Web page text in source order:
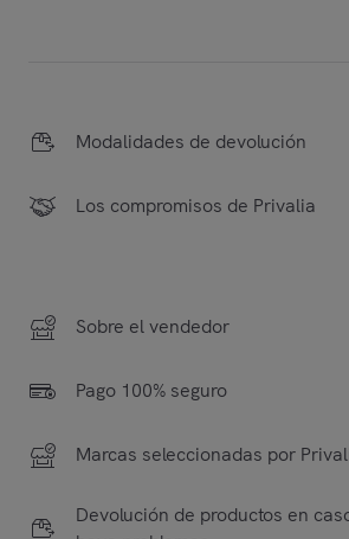
Modalidades de devolución
Los compromisos de Privalia
Sobre el vendedor
Pago 100% seguro
Marcas seleccionadas por
Devolución de productos en